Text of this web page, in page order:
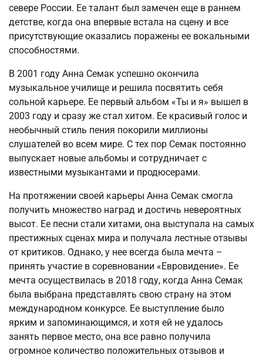
севере России. Ее талант был замечен еще в раннем
детстве, когда она впервые встала на сцену и все
присутствующие оказались поражены ее вокальными
способностями.
В 2001 году Анна Семак успешно окончила
музыкальное училище и решила посвятить себя
сольной карьере. Ее первый альбом «Ты и я» вышел в
2003 году и сразу же стал хитом. Ее красивый голос и
необычный стиль пения покорили миллионы
слушателей во всем мире. С тех пор Семак постоянно
выпускает новые альбомы и сотрудничает с
известными музыкантами и продюсерами.
На протяжении своей карьеры Анна Семак смогла
получить множество наград и достичь невероятных
высот. Ее песни стали хитами, она выступала на самых
престижных сценах мира и получала лестные отзывы
от критиков. Однако, у нее всегда была мечта –
принять участие в соревновании «Евровидение». Ее
мечта осуществилась в 2018 году, когда Анна Семак
была выбрана представлять свою страну на этом
международном конкурсе. Ее выступление было
ярким и запоминающимся, и хотя ей не удалось
занять первое место, она все равно получила
огромное количество положительных отзывов и